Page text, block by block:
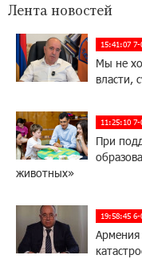
Лента новостей
15:41:07 7-
Мы не
власти,
11:25:10 7-
При
животных»
19:58:45 6-
Армения